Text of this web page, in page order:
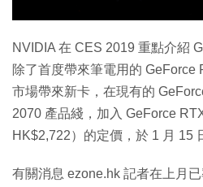
NVIDIA 在 CES 2019 重點介紹
除了首度帶來筆電用的 GeForce
市場帶來新卡，在現有的
2070 產品綫，加入 GeForce
HK$2,722）的定價，於 1 月 15
有關消息 ezone.hk 記者在上月